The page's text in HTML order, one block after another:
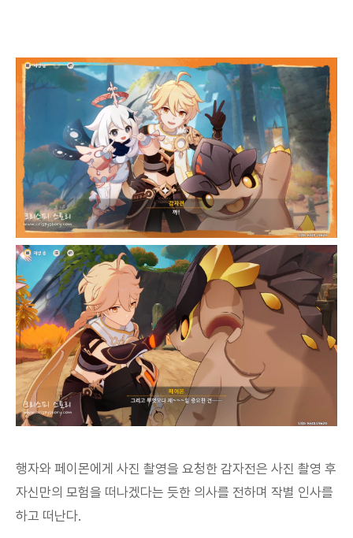
행자와 페이몬에게 사진 촬영을 요청한 감자전은 사진 촬영 후
자신만의 모험을 떠나겠다는 듯한 의사를 전하며 작별 인사를
하고 떠난다.